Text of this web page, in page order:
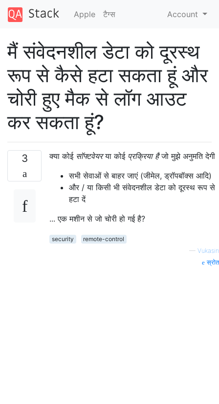
Apple टैग्‍स Account
मैं संवेदनशील डेटा को दूरस्थ
रूप से कैसे हटा सकता हूं और
चोरी हुए मैक से लॉग आउट
कर सकता हूं?
3 क्या कोई सॉफ्टवेयरया कोई प्रक्रिया हैजो मुझे अनुमति देगी
सभी सेवाओं से बाहर जाएं (जीमेल, ड्रॉपबॉक्स आदि)
और / या किसी भी संवेदनशील डेटा को दूरस्थ रूप से
हटा दें
... एक मशीन से जो चोरी हो गई है?
security
remote-control
— Vukasin
स्रोत